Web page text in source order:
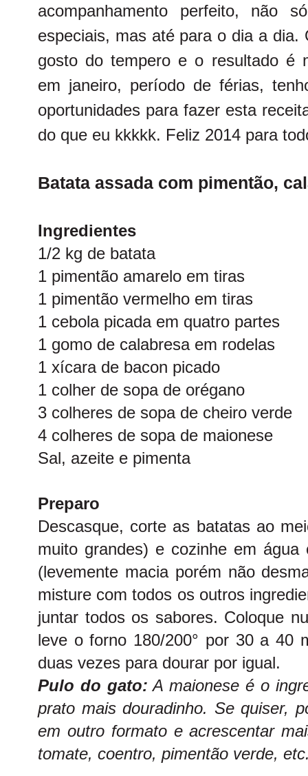
acompanhamento perfeito, não
especiais, mas até para o dia a dia.
gosto do tempero e o resultado é
em janeiro, período de férias,
oportunidades para fazer esta
do que eu kkkkk. Feliz 2014 para
Batata assada com pimentão,
Ingredientes
1/2 kg de batata
1 pimentão amarelo em tiras
1 pimentão vermelho em tiras
1 cebola picada em quatro partes
1 gomo de calabresa em rodelas
1 xícara de bacon picado
1 colher de sopa de orégano
3 colheres de sopa de cheiro verde
4 colheres de sopa de maionese
Sal, azeite e pimenta
Preparo
Descasque, corte as batatas ao
muito grandes) e cozinhe em
(levemente macia porém não
misture com todos os outros
juntar todos os sabores. Coloque
leve o forno 180/200° por 30 a 40
duas vezes para dourar por igual.
Pulo do gato: A maionese é o
prato mais douradinho. Se quiser,
em outro formato e acrescentar
tomate, coentro, pimentão verde,